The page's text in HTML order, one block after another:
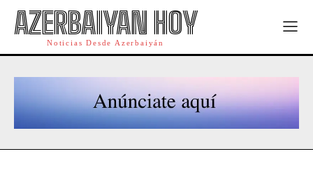
AZERBAIYAN HOY
Noticias Desde Azerbaiyán